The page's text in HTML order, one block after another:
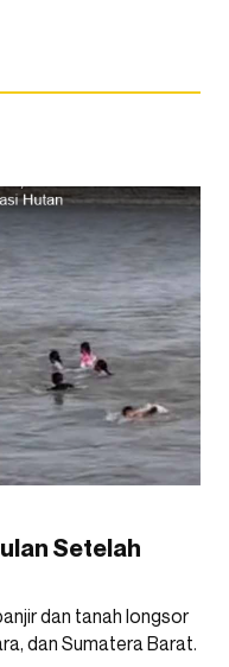
Setelah
dan tanah longsor
dan Sumatera Barat.